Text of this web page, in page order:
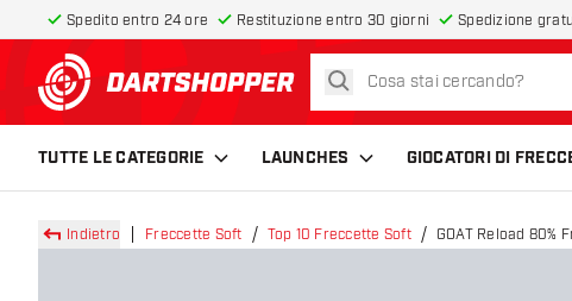
Spedito entro 24 ore Restituzione entro 30 giorni Spedizione
torna alla home page
cerca
TUTTE LE CATEGORIE LAUNCHES GIOCATORI DI
Indietro Freccette Soft Top 10 Freccette Soft